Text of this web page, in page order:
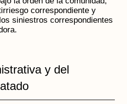
correspondiente y
siniestros correspondientes
y del